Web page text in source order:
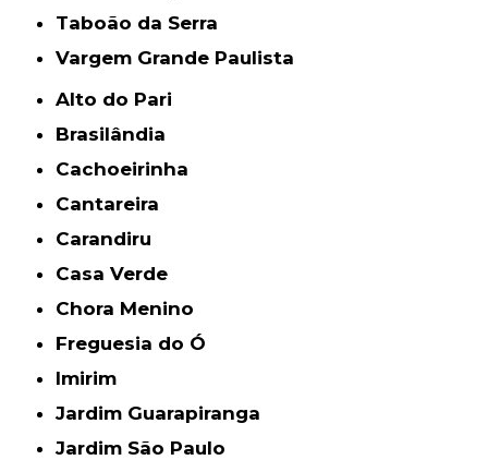
Taboão da Serra
Vargem Grande Paulista
Alto do Pari
Brasilândia
Cachoeirinha
Cantareira
Carandiru
Casa Verde
Chora Menino
Freguesia do Ó
Imirim
Jardim Guarapiranga
Jardim São Paulo